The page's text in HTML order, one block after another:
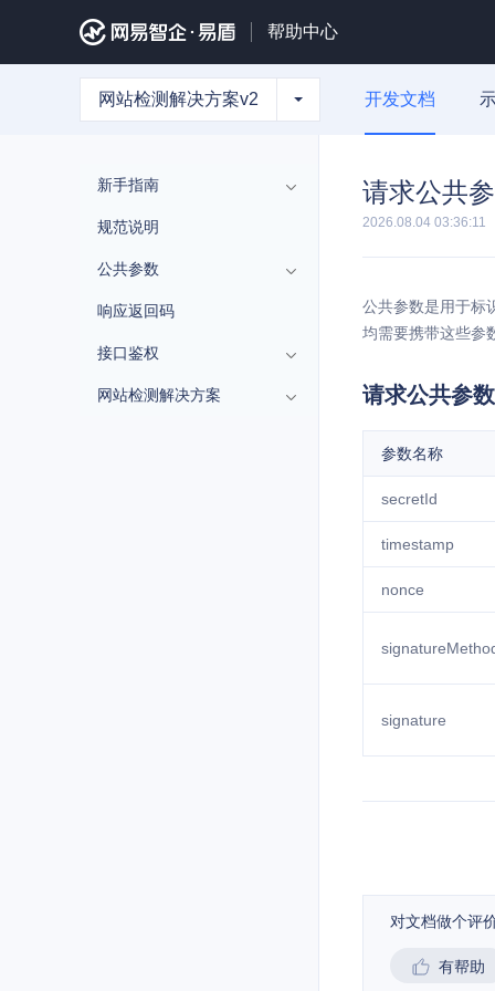
帮助中心
网站检测解决方案v2 开发文档
新手指南
规范说明
公共参数
响应返回码
接口鉴权
网站检测解决方案
请求公共
2026.08.04 03:36:11
公共参数是用于标
均需要携带这些参
请求公共参数
参数名称
secretId
timestamp
nonce
signature
对文档做个评
有帮助